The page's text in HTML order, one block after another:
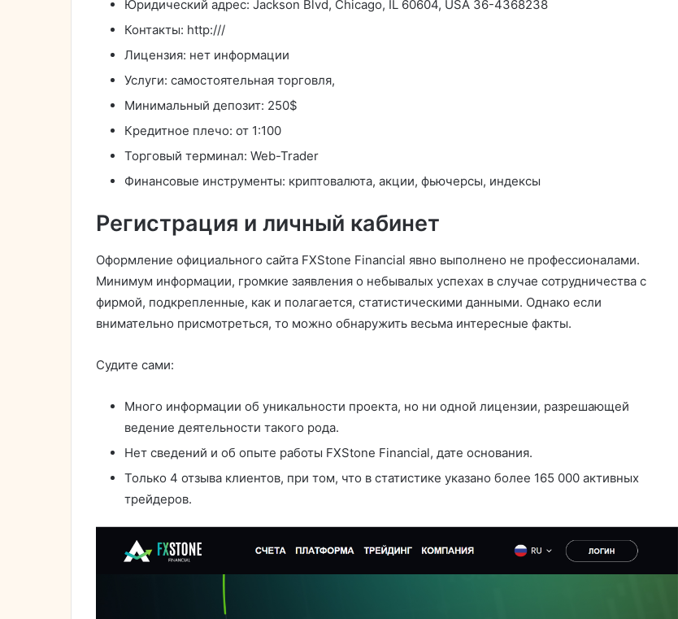
Юридический адрес: Jackson Blvd, Chicago, IL 60604, USA 36-4368238
Контакты: http:///
Лицензия: нет информации
Услуги: самостоятельная торговля,
Минимальный депозит: 250$
Кредитное плечо: от 1:100
Торговый терминал: Web-Trader
Финансовые инструменты: криптовалюта, акции, фьючерсы, индексы
Регистрация и личный кабинет
Оформление официального сайта FXStone Financial явно выполнено не профессионалами.
Минимум информации, громкие заявления о небывалых успехах в случае сотрудничества с
фирмой, подкрепленные, как и полагается, статистическими данными. Однако если
внимательно присмотреться, то можно обнаружить весьма интересные факты.
Судите сами:
Много информации об уникальности проекта, но ни одной лицензии, разрешающей
ведение деятельности такого рода.
Нет сведений и об опыте работы FXStone Financial, дате основания.
Только 4 отзыва клиентов, при том, что в статистике указано более 165 000 активных
трейдеров.